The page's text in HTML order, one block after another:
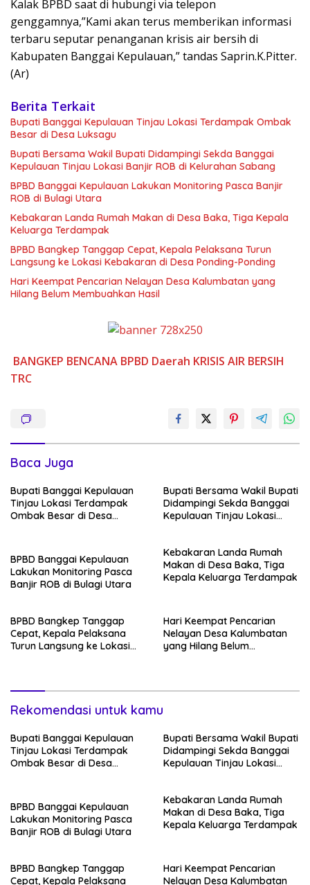
Kalak BPBD saat di hubungi via telepon
genggamnya,”Kami akan terus memberikan informasi
terbaru seputar penanganan krisis air bersih di
Kabupaten Banggai Kepulauan,” tandas Saprin.K.Pitter.
(Ar)
Berita Terkait
Bupati Banggai Kepulauan Tinjau Lokasi Terdampak Ombak
Besar di Desa Luksagu
Bupati Bersama Wakil Bupati Didampingi Sekda Banggai
Kepulauan Tinjau Lokasi Banjir ROB di Kelurahan Sabang
BPBD Banggai Kepulauan Lakukan Monitoring Pasca Banjir
ROB di Bulagi Utara
Kebakaran Landa Rumah Makan di Desa Baka, Tiga Kepala
Keluarga Terdampak
BPBD Bangkep Tanggap Cepat, Kepala Pelaksana Turun
Langsung ke Lokasi Kebakaran di Desa Ponding-Ponding
Hari Keempat Pencarian Nelayan Desa Kalumbatan yang
Hilang Belum Membuahkan Hasil
BANGKEP BENCANA BPBD Daerah KRISIS AIR BERSIH
TRC
Baca Juga
Bupati Banggai Kepulauan
Tinjau Lokasi Terdampak
Ombak Besar di Desa
Bupati Bersama Wakil Bupati
Didampingi Sekda Banggai
Kepulauan Tinjau Lokasi
BPBD Banggai Kepulauan
Lakukan Monitoring Pasca
Banjir ROB di Bulagi Utara
Kebakaran Landa Rumah
Makan di Desa Baka, Tiga
Kepala Keluarga Terdampak
BPBD Bangkep Tanggap
Cepat, Kepala Pelaksana
Turun Langsung ke Lokasi
Hari Keempat Pencarian
Nelayan Desa Kalumbatan
yang Hilang Belum
Rekomendasi untuk kamu
Bupati Banggai Kepulauan
Tinjau Lokasi Terdampak
Ombak Besar di Desa
Bupati Bersama Wakil Bupati
Didampingi Sekda Banggai
Kepulauan Tinjau Lokasi
BPBD Banggai Kepulauan
Lakukan Monitoring Pasca
Banjir ROB di Bulagi Utara
Kebakaran Landa Rumah
Makan di Desa Baka, Tiga
Kepala Keluarga Terdampak
BPBD Bangkep Tanggap
Cepat, Kepala Pelaksana
Hari Keempat Pencarian
Nelayan Desa Kalumbatan